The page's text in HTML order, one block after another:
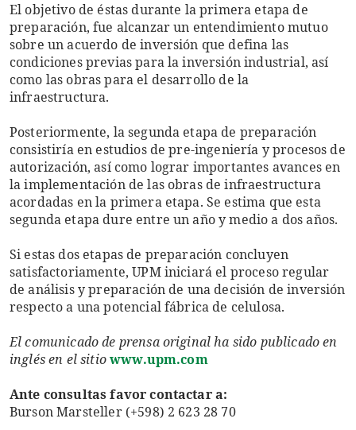
El objetivo de éstas durante la primera etapa de
preparación, fue alcanzar un entendimiento mutuo
sobre un acuerdo de inversión que defina las
condiciones previas para la inversión industrial, así
como las obras para el desarrollo de la
infraestructura.
Posteriormente, la segunda etapa de preparación
consistiría en estudios de pre-ingeniería y procesos de
autorización, así como lograr importantes avances en
la implementación de las obras de infraestructura
acordadas en la primera etapa. Se estima que esta
segunda etapa dure entre un año y medio a dos años.
Si estas dos etapas de preparación concluyen
satisfactoriamente, UPM iniciará el proceso regular
de análisis y preparación de una decisión de inversión
respecto a una potencial fábrica de celulosa.
El comunicado de prensa original ha sido publicado en
inglés en el sitiowww.upm.com
Ante consultas favor contactar a:
Burson Marsteller (+598) 2 623 28 70